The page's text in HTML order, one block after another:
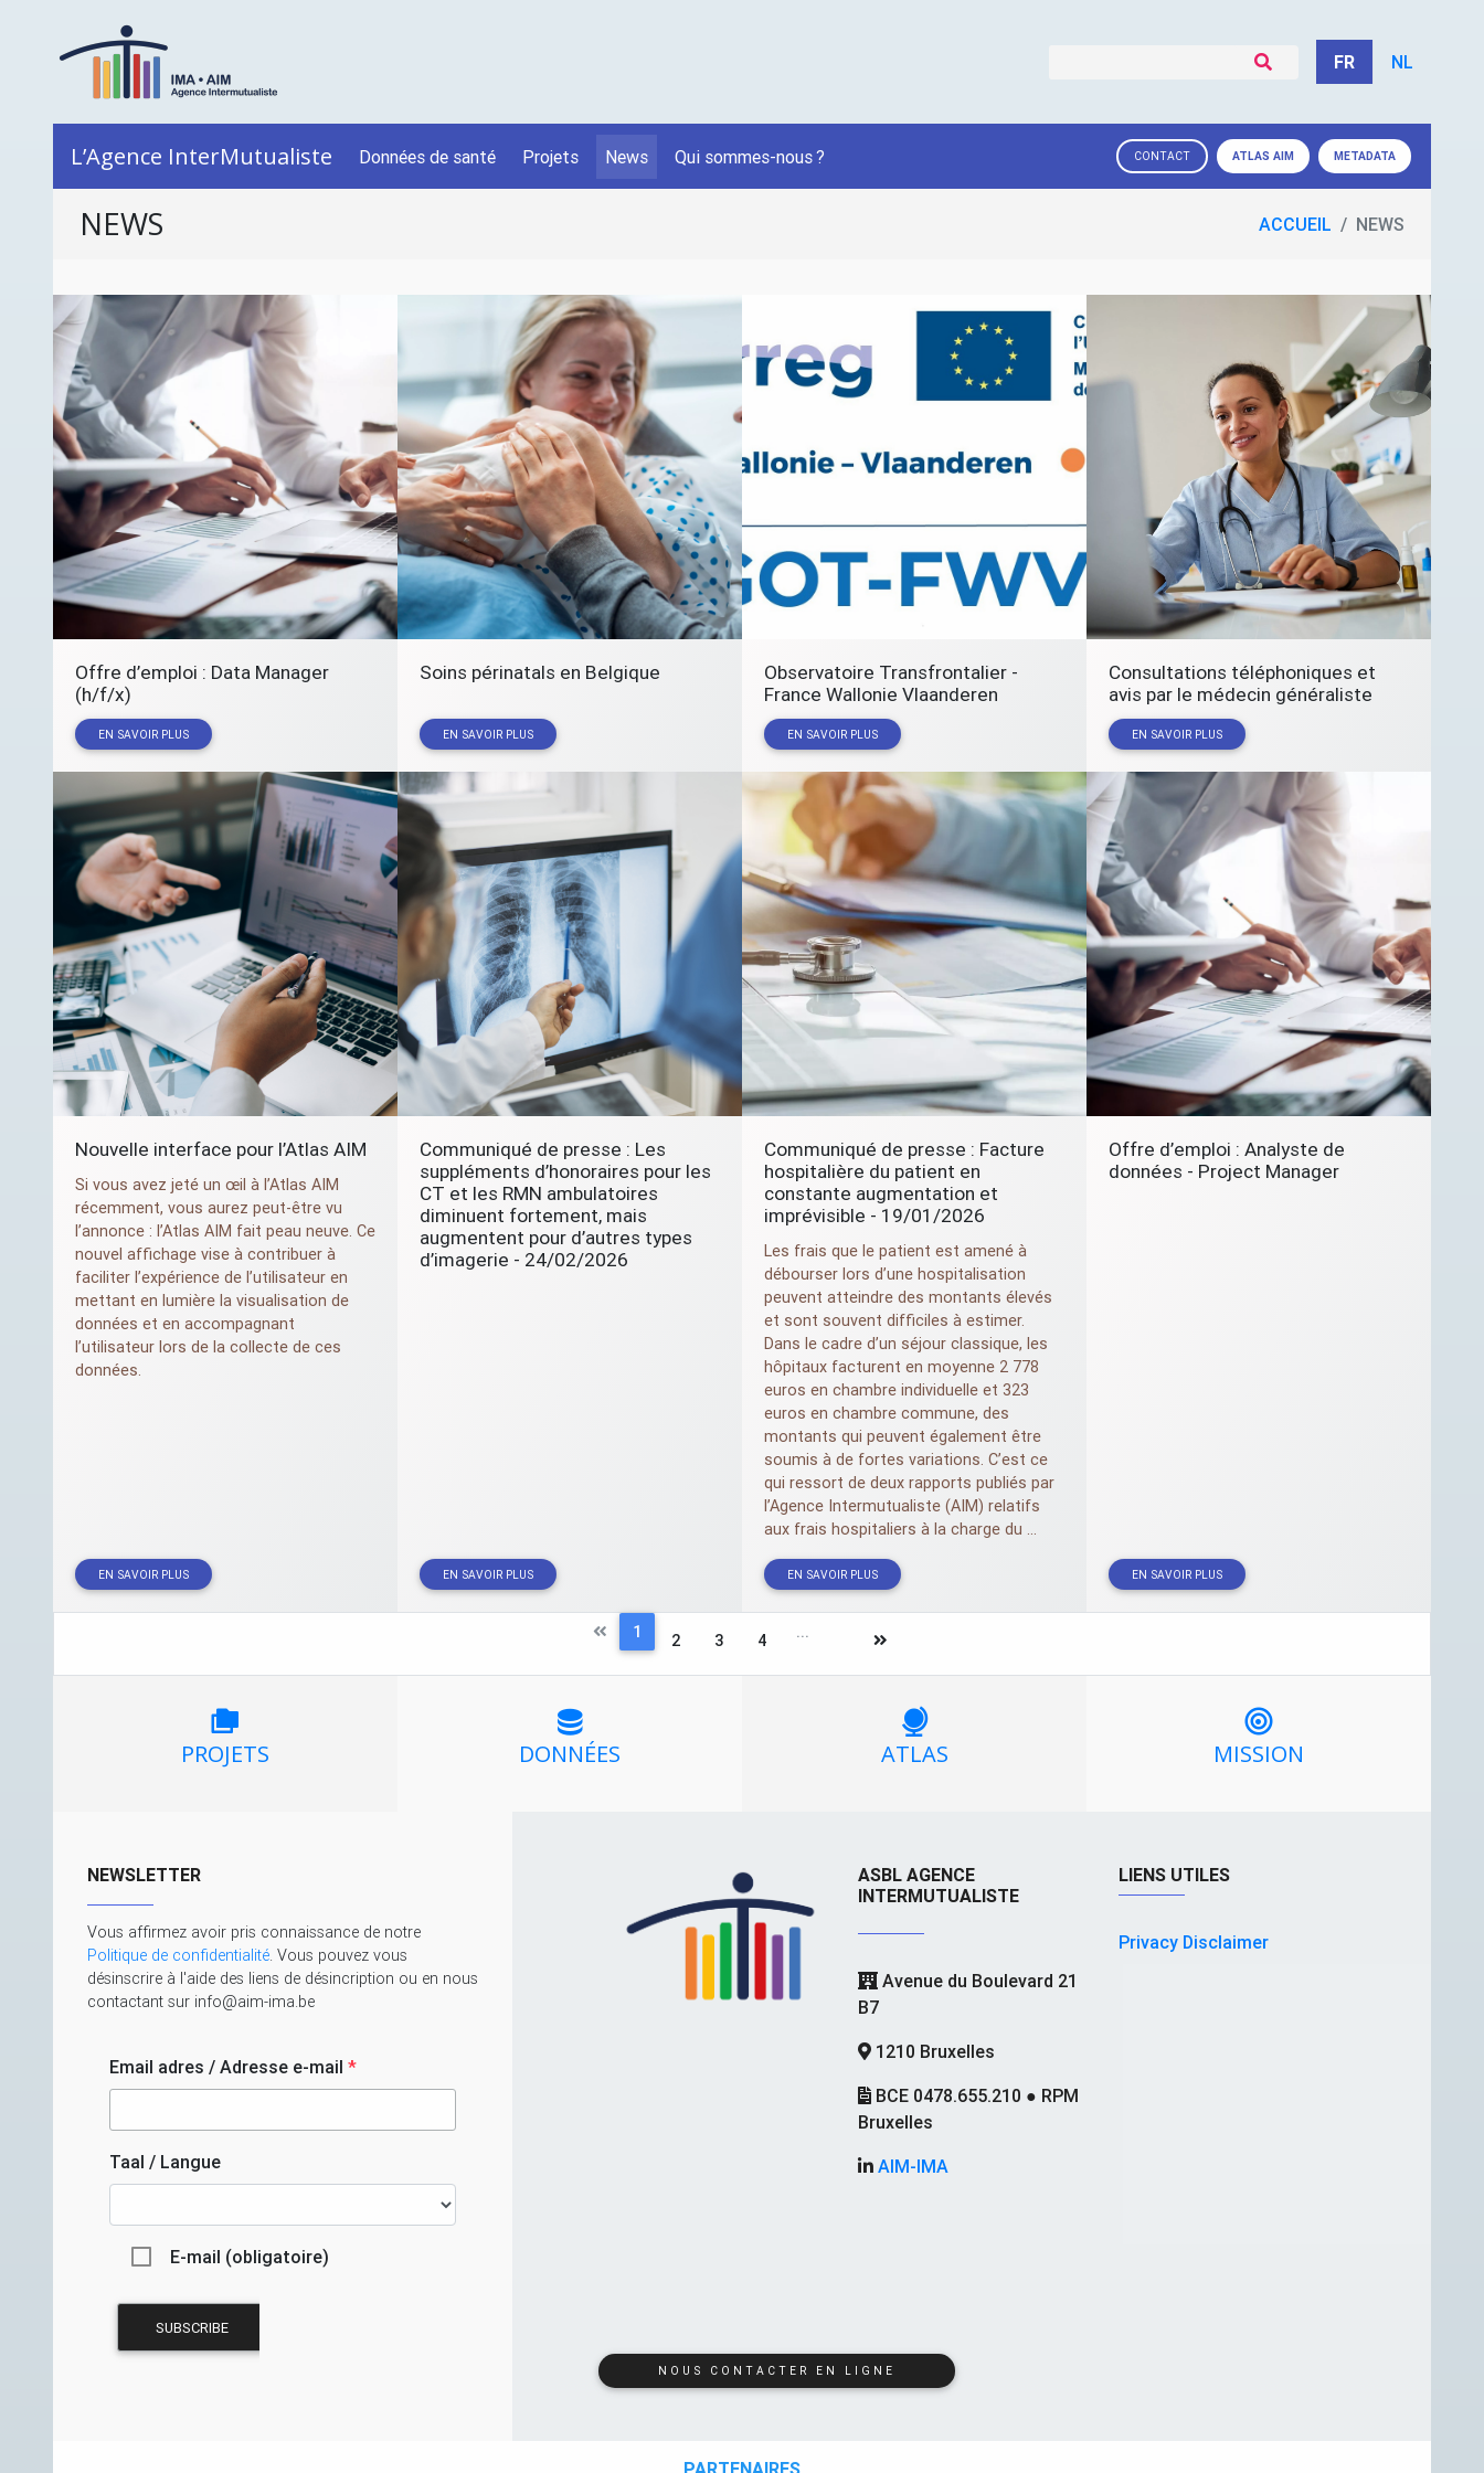
FR NL
L’Agence InterMutualiste Données de santé Projets News Qui sommes-nous? CONTACT ATLAS AIM METADATA
NEWS ACCUEIL NEWS
Offre d’emploi : Data Manager
(h/f/x)
EN SAVOIR PLUS
Soins périnatals en Belgique
EN SAVOIR PLUS
Observatoire Transfrontalier -
France Wallonie Vlaanderen
EN SAVOIR PLUS
Consultations téléphoniques et
avis par le médecin généraliste
EN SAVOIR PLUS
Nouvelle interface pour l’Atlas AIM
Si vous avez jeté un œil à l’Atlas AIM
récemment, vous aurez peut-être vu
l’annonce : l’Atlas AIM fait peau neuve. Ce
nouvel affichage vise à contribuer à
faciliter l’expérience de l’utilisateur en
mettant en lumière la visualisation de
données et en accompagnant
l’utilisateur lors de la collecte de ces
données.
EN SAVOIR PLUS
Communiqué de presse : Les
suppléments d’honoraires pour les
CT et les RMN ambulatoires
diminuent fortement, mais
augmentent pour d’autres types
d’imagerie - 24/02/2026
EN SAVOIR PLUS
Communiqué de presse : Facture
hospitalière du patient en
constante augmentation et
imprévisible - 19/01/2026
Les frais que le patient est amené à
débourser lors d’une hospitalisation
peuvent atteindre des montants élevés
et sont souvent difficiles à estimer.
Dans le cadre d’un séjour classique, les
hôpitaux facturent en moyenne 2 778
euros en chambre individuelle et 323
euros en chambre commune, des
montants qui peuvent également être
soumis à de fortes variations. C’est ce
qui ressort de deux rapports publiés par
l’Agence Intermutualiste (AIM) relatifs
aux frais hospitaliers à la charge du ...
EN SAVOIR PLUS
Offre d’emploi : Analyste de
données - Project Manager
EN SAVOIR PLUS
1 2 3 4 ...
PROJETS DONNÉES ATLAS MISSION
NEWSLETTER
Vous affirmez avoir pris connaissance de notre
Politique de confidentialité. Vous pouvez vous
désinscrire à l'aide des liens de désincription ou en nous
contactant sur info@aim-ima.be
Email adres / Adresse e-mail *
Taal / Langue
E-mail (obligatoire)
ASBL AGENCE
INTERMUTUALISTE
Avenue du Boulevard 21
B7
1210 Bruxelles
BCE 0478.655.210 ● RPM
Bruxelles
AIM-IMA
LIENS UTILES
Privacy Disclaimer
NOUS CONTACTER EN LIGNE